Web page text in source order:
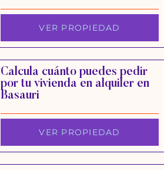
VER PROPIEDAD
Calcula cuánto puedes pedir
por tu vivienda en alquiler en
Basauri
VER PROPIEDAD